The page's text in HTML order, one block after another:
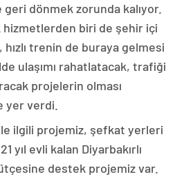
dönmek zorunda kalıyor.
biri de şehir içi
hızlı trenin de buraya gelmesi
ulaşımı rahatlatacak, trafiği
projelerin olması
yer verdi.
ilgili projemiz, şefkat yerleri
yıl evli kalan Diyarbakırlı
destek projemiz var.